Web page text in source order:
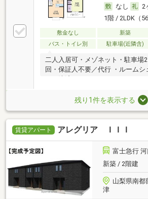
なし
2
1階 / 2LDK（
敷金なし 新築
バス・トイレ別
駐車場(近隣含)
二人入居可・メゾネット・駐車場
回・保証人不要／代行 ・ルームシ
ード決済可
残り1件を表示する
賃貸アパート アレグリア ＩＩＩ
富士急行
新築 / 2階建
山梨県南都
津